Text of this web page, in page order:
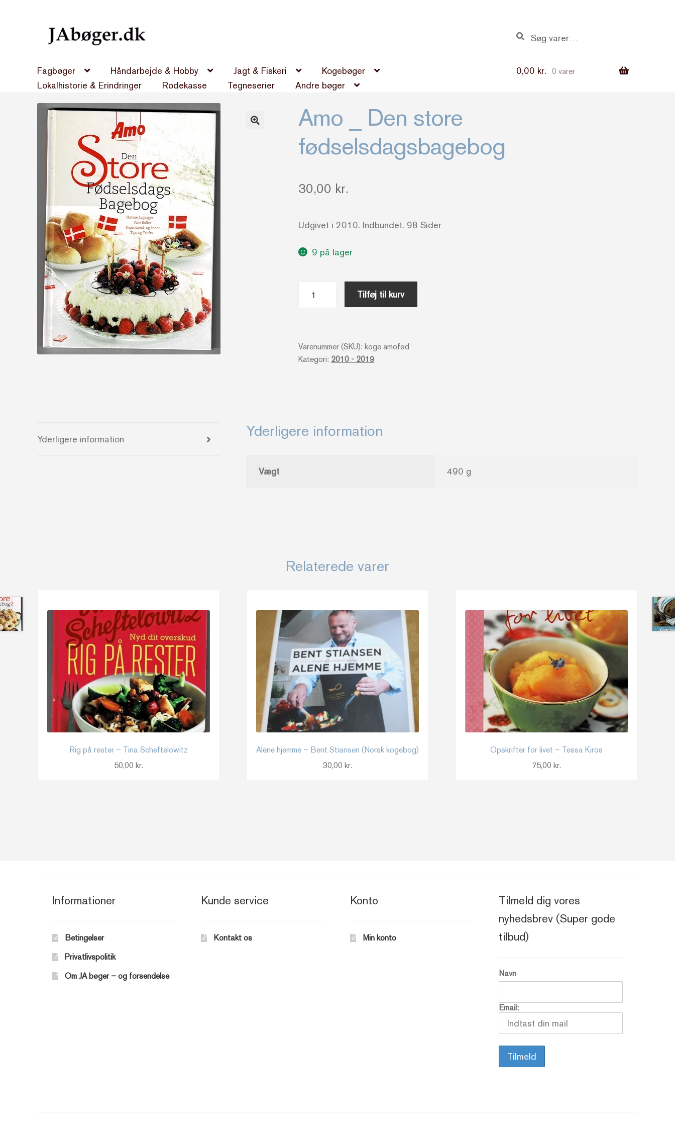
Spring
Spring
efter:
Søg
Fagbøger Håndarbejde & Hobby Jagt & Fiskeri
Kogebøger
Lokalhistorie & Erindringer
Rodekasse Tegneserier Andre bøger
0,00 kr. 0 varer
Amo _ Den store
fødselsdagsbagebog
30,00 kr.
Udgivet i 2010. Indbundet. 98 Sider
9 på lager
fødselsdagsbagebog
antal
Tilføj til kurv
Varenummer (SKU): koge amofød
Kategori: 2010 - 2019
Yderligere information Yderligere information
Vægt 490 g
Relaterede varer
Rig på rester – Tina Scheftelowitz
50,00 kr.
Alene hjemme – Bent Stiansen (Norsk kogebog)
30,00 kr.
Opskrifter for livet – Tessa Kiros
75,00kr.
Informationer
Betingelser
Privatlivspolitik
Om JA bøger – og forsendelse
Kunde service
Kontakt os
Konto
Min konto
Tilmeld dig vores
nyhedsbrev (Super gode
tilbud)
Navn
Email: